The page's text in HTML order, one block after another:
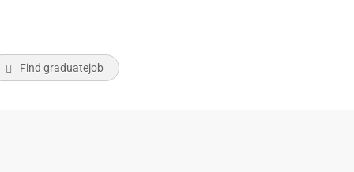
Find graduatejob